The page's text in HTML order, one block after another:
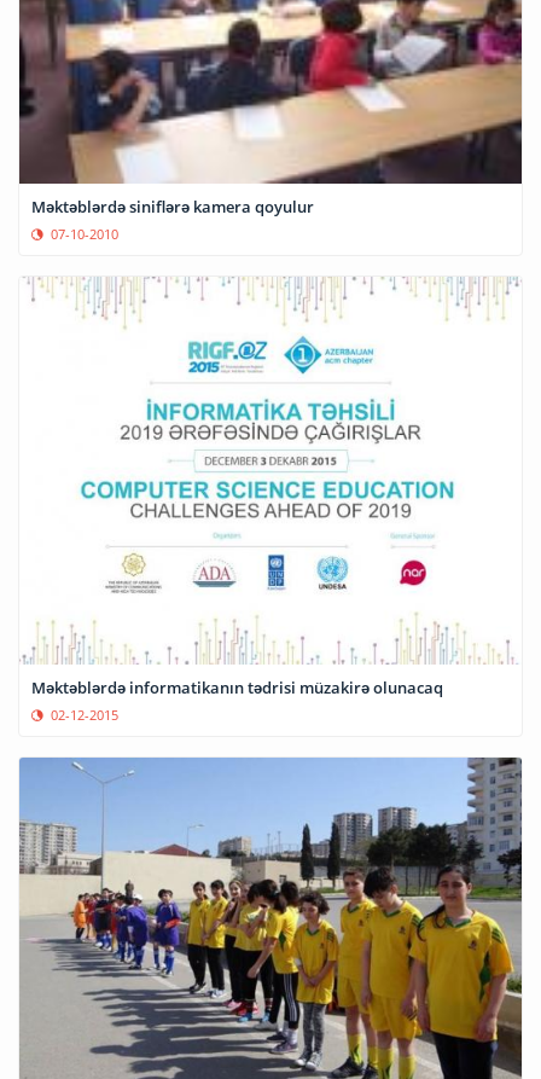
Məktəblərdə siniflərə kamera qoyulur
07-10-2010
Məktəblərdə informatikanın tədrisi müzakirə olunacaq
02-12-2015